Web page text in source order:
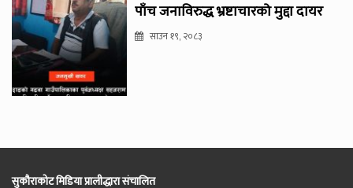
पाँच जनाविरुद्ध भ्रष्टाचारको मुद्दा दायर
साउन १९, २०८३
सुकौराकोट मिडिया प्रालीद्धारा संचालित